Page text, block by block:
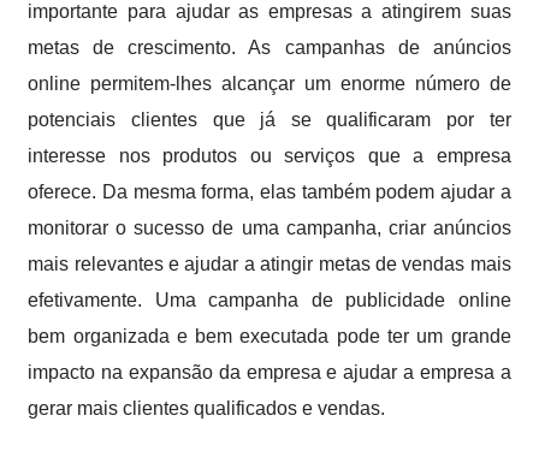
importante para ajudar as empresas a atingirem suas
metas de crescimento. As campanhas de anúncios
online permitem-lhes alcançar um enorme número de
potenciais clientes que já se qualificaram por ter
interesse nos produtos ou serviços que a empresa
oferece. Da mesma forma, elas também podem ajudar a
monitorar o sucesso de uma campanha, criar anúncios
mais relevantes e ajudar a atingir metas de vendas mais
efetivamente. Uma campanha de publicidade online
bem organizada e bem executada pode ter um grande
impacto na expansão da empresa e ajudar a empresa a
gerar mais clientes qualificados e vendas.